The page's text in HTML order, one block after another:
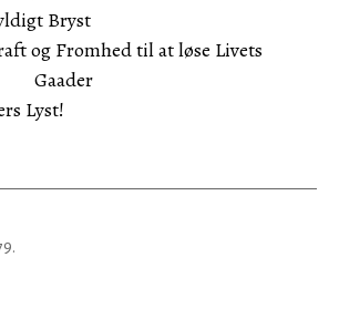
Bryst
og Fromhed til at løse Livets
Gaader
Lyst!